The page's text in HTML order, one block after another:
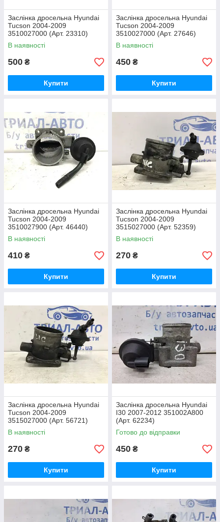
Заслінка дросельна Hyundai
Tucson 2004-2009
3510027000 (Арт. 23310)
В наявності
500 ₴
Купити
Заслінка дросельна Hyundai
Tucson 2004-2009
3510027000 (Арт. 27646)
В наявності
450 ₴
Купити
Заслінка дросельна Hyundai
Tucson 2004-2009
3510027900 (Арт. 46440)
В наявності
410 ₴
Купити
Заслінка дросельна Hyundai
Tucson 2004-2009
3515027000 (Арт. 52359)
В наявності
270 ₴
Купити
Заслінка дросельна Hyundai
Tucson 2004-2009
3515027000 (Арт. 56721)
В наявності
270 ₴
Купити
Заслінка дросельна Hyundai
I30 2007-2012 351002A800
(Арт. 62234)
Готово до відправки
450 ₴
Купити